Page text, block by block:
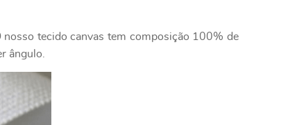
tecido canvas tem composição 100% de
ângulo.